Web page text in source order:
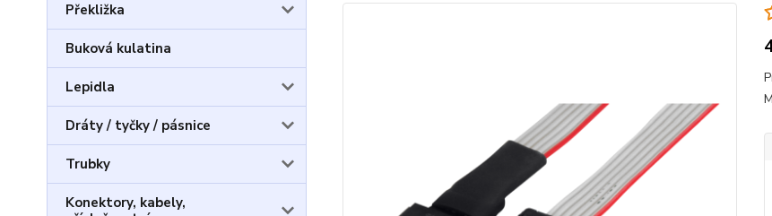
Překližka
Buková kulatina
Lepidla
Dráty / tyčky / pásnice
Trubky
Konektory, kabely,